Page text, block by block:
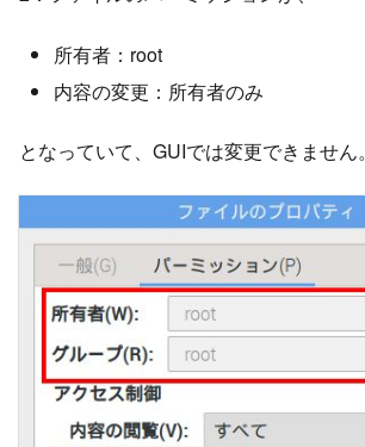
所有者：root
内容の変更：所有者のみ
となっていて、GUIでは変更できません。